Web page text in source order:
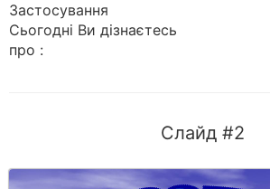
Застосування
Сьогодні Ви дізнаєтесь
про :
Слайд #2